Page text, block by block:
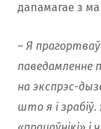
дапамагае з
– Я
паведамленне
на экспрэс-
што я і